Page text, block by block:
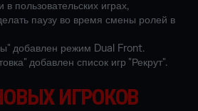
пользовательских играх,
паузу во время смены ролей в
добавлен режим Dual Front.
добавлен список игр "Рекрут".
ИГРОКОВ